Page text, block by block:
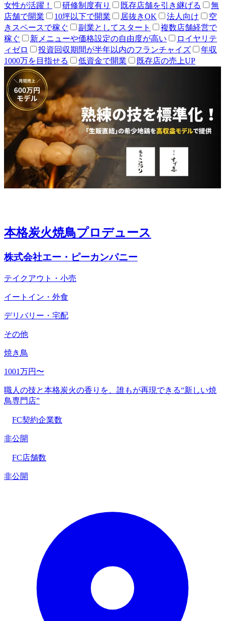
女性が活躍！
研修制度有り 既存店舗を引き継げる
無
店舗で開業
10坪以下で開業 居抜きOK 法人向け
空
きスペースで稼ぐ
副業としてスタート
複数店舗経営で
稼ぐ
新メニューや価格設定の自由度が高い
ロイヤリテ
ィゼロ
投資回収期間が半年以内のフランチャイズ
年収
1000万を目指せる
低資金で開業 既存店の売上UP
本格炭火焼鳥プロデュース
株式会社エー・ピーカンパニー
テイクアウト・小売
イートイン・外食
デリバリー・宅配
その他
焼き鳥
1001万円〜
職人の技と本格炭火の香りを、誰もが再現できる“新しい焼
鳥専門店”
FC契約企業数
非公開
FC店舗数
非公開